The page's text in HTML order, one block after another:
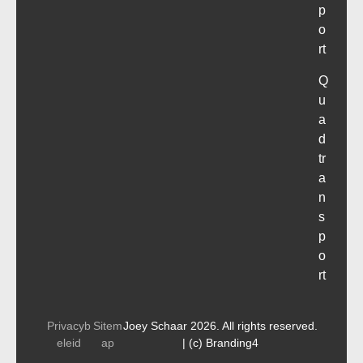
p
o
rt
Q
u
a
d
tr
a
n
s
p
o
rt
Joey Schaar 2026. All rights reserved.
| (c) Branding4
Privacyb
eleid
Sitem
ap